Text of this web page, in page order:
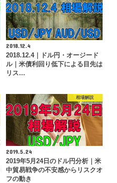
2018.12.4
2018.12.4｜ドル円・オージード
ル｜米債利回り低下による目先は
リス…
相場解説
2019.5.24
2019年5月24日のドル円分析｜米
中貿易戦争の不安感からリスクオ
フの動き